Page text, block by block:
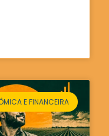
E FINANCEIRA